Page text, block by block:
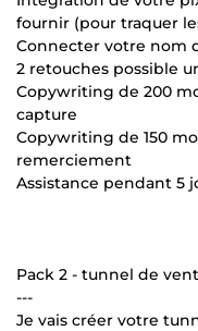
fournir (pour traquer
Connecter votre nom
2 retouches possible
Copywriting de 200
capture
Copywriting de 150
remerciement
Assistance pendant 5
Pack 2 - tunnel de
---
Je vais créer votre